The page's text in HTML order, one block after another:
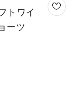
トワイ
ーツ